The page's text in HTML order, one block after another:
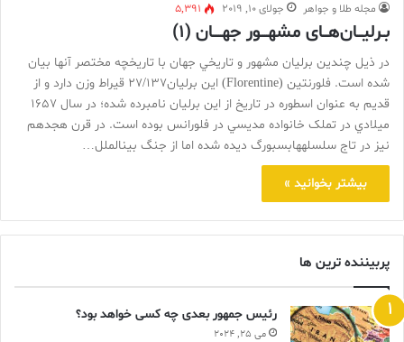
مجله طلا و جواهر جولای 10, 2019 5,391
بـرلیـــان‌هـــای مشهــــور جهـــــان (۱)
در ذيل چندين برليان مشهور و تاريخي جهان با تاريخچه مختصر آنها بيان
شده است. فلورنتين (Florentine) اين برليان27/137 قيراط وزن دارد و از
قديم به عنوان اسطوره در تاريخ از اين برليان نامبرده شده؛ در سال 1657
ميلادي در تملک خانواده مديسي در فلورانس بوده است. در قرن هجدهم
نيز در تاج سلسلههابسبورگ ديده شده اما از جنگ بينالملل…
بیشتر بخوانید »
پربیننده ترین ها
رئیس جمهور بعدی چه کسی خواهد بود؟
می 25, 2024